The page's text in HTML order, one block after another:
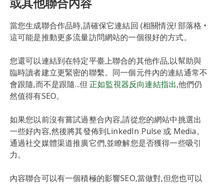
當您生成聯合作品時,請確保它連結回 (相關情況! 部落格 •
這可能是推動更多流量訪問網站的一個很好的方式。
您還可以連結到在特定平臺上聯合的其他作品,以幫助與
臨時讀者建立更緊密的聯繫。同一個元件內的連結通常不
會跟隨,而不是跟隨...但 正如監視器反向連結指出,他們仍
然值得有SEO。
如果您以前沒有嘗試過整合內容,請從您的網站中挑選出
一些好內容,然後將其發佈到LinkedIn Pulse 或 Media。
通過社交媒體渠道推廣它們,並瞭解您是否獲得一些吸引
力。
內容聯合可以有一個積極的影響SEO,當做對,但您也可以